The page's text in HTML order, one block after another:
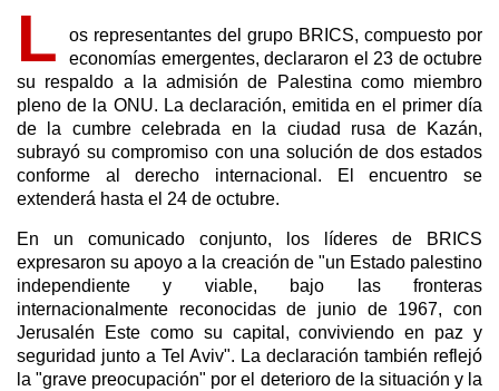
L
os representantes del grupo BRICS, compuesto por
economías emergentes, declararon el 23 de octubre
su respaldo a la admisión de Palestina como miembro
pleno de la ONU. La declaración, emitida en el primer día
de la cumbre celebrada en la ciudad rusa de Kazán,
subrayó su compromiso con una solución de dos estados
conforme al derecho internacional. El encuentro se
extenderá hasta el 24 de octubre.
En un comunicado conjunto, los líderes de BRICS
expresaron su apoyo a la creación de "un Estado palestino
independiente y viable, bajo las fronteras
internacionalmente reconocidas de junio de 1967, con
Jerusalén Este como su capital, conviviendo en paz y
seguridad junto a Tel Aviv". La declaración también reflejó
la "grave preocupación" por el deterioro de la situación y la